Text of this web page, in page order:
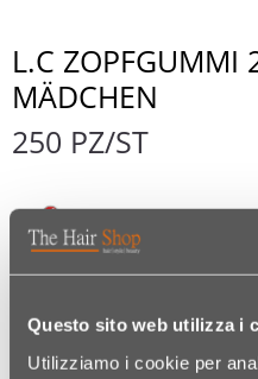
Questo sito web utilizza i
Utilizziamo i cookie per
L.C ZOPFGUMMI
MÄDCHEN
250 PZ/ST
€ 6,49